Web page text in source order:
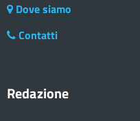
Dove siamo
Contatti
Redazione